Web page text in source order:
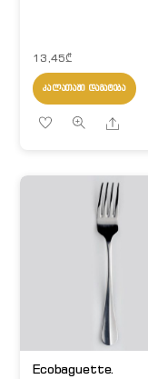
13,45₾
ᲙᲐᲚᲐᲗᲐᲨᲘ ᲓᲐᲛᲐᲢᲔᲑᲐ
Share
Ecobaguette.